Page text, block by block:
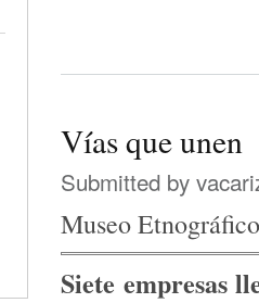
Vías que unen
Submitted by
Museo
Siete empresas